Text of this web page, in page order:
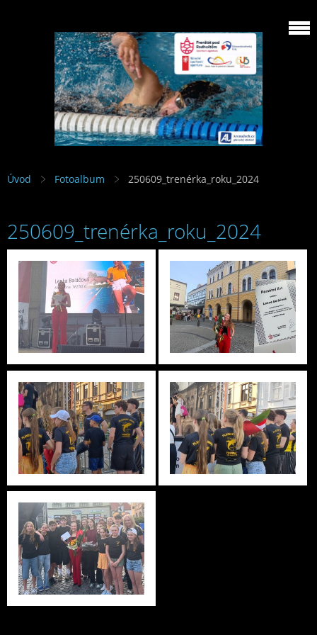
Úvod Fotoalbum 250609_trenérka_roku_2024
250609_trenérka_roku_2024